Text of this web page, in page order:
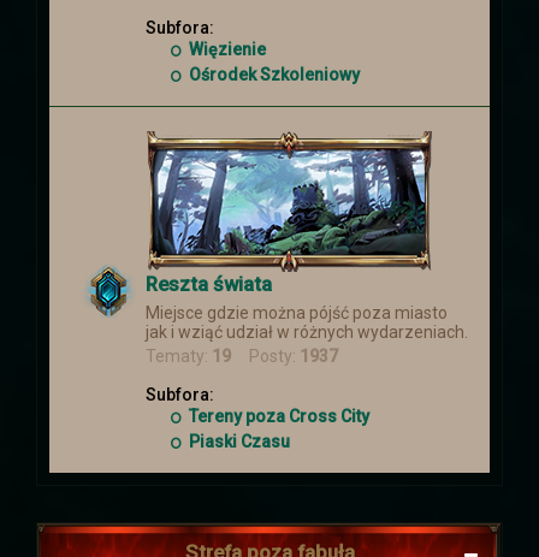
Subfora:
Więzienie
Ośrodek Szkoleniowy
Reszta świata
Miejsce gdzie można pójść poza miasto
jak i wziąć udział w różnych wydarzeniach.
Tematy: 19 Posty: 1937
Subfora:
Tereny poza Cross City
Piaski Czasu
Strefa poza fabułą